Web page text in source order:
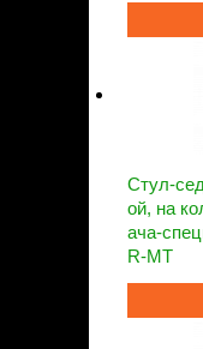
Стул-
ой, на
ача-
R-MT